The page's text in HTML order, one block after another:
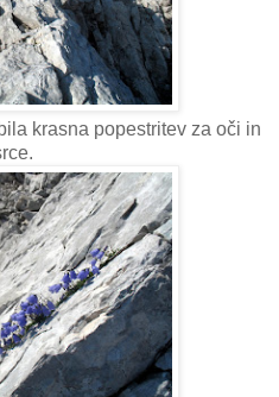
krasna popestritev za oči in